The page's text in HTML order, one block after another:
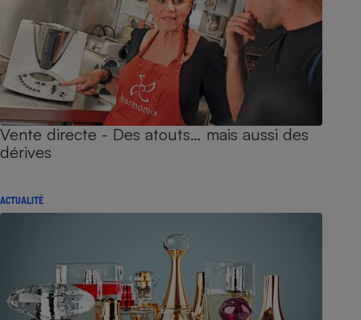
Vente directe - Des atouts… mais aussi des
dérives
ACTUALITÉ